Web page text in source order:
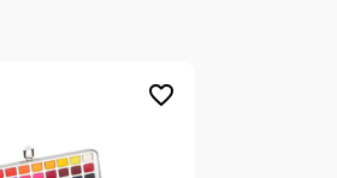
favorite_border